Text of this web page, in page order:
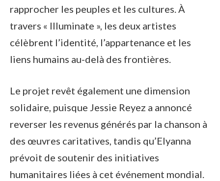
rapprocher les peuples et les cultures. À
travers « Illuminate », les deux artistes
célèbrent l’identité, l’appartenance et les
liens humains au-delà des frontières.
Le projet revêt également une dimension
solidaire, puisque Jessie Reyez a annoncé
reverser les revenus générés par la chanson à
des œuvres caritatives, tandis qu’Elyanna
prévoit de soutenir des initiatives
humanitaires liées à cet événement mondial.